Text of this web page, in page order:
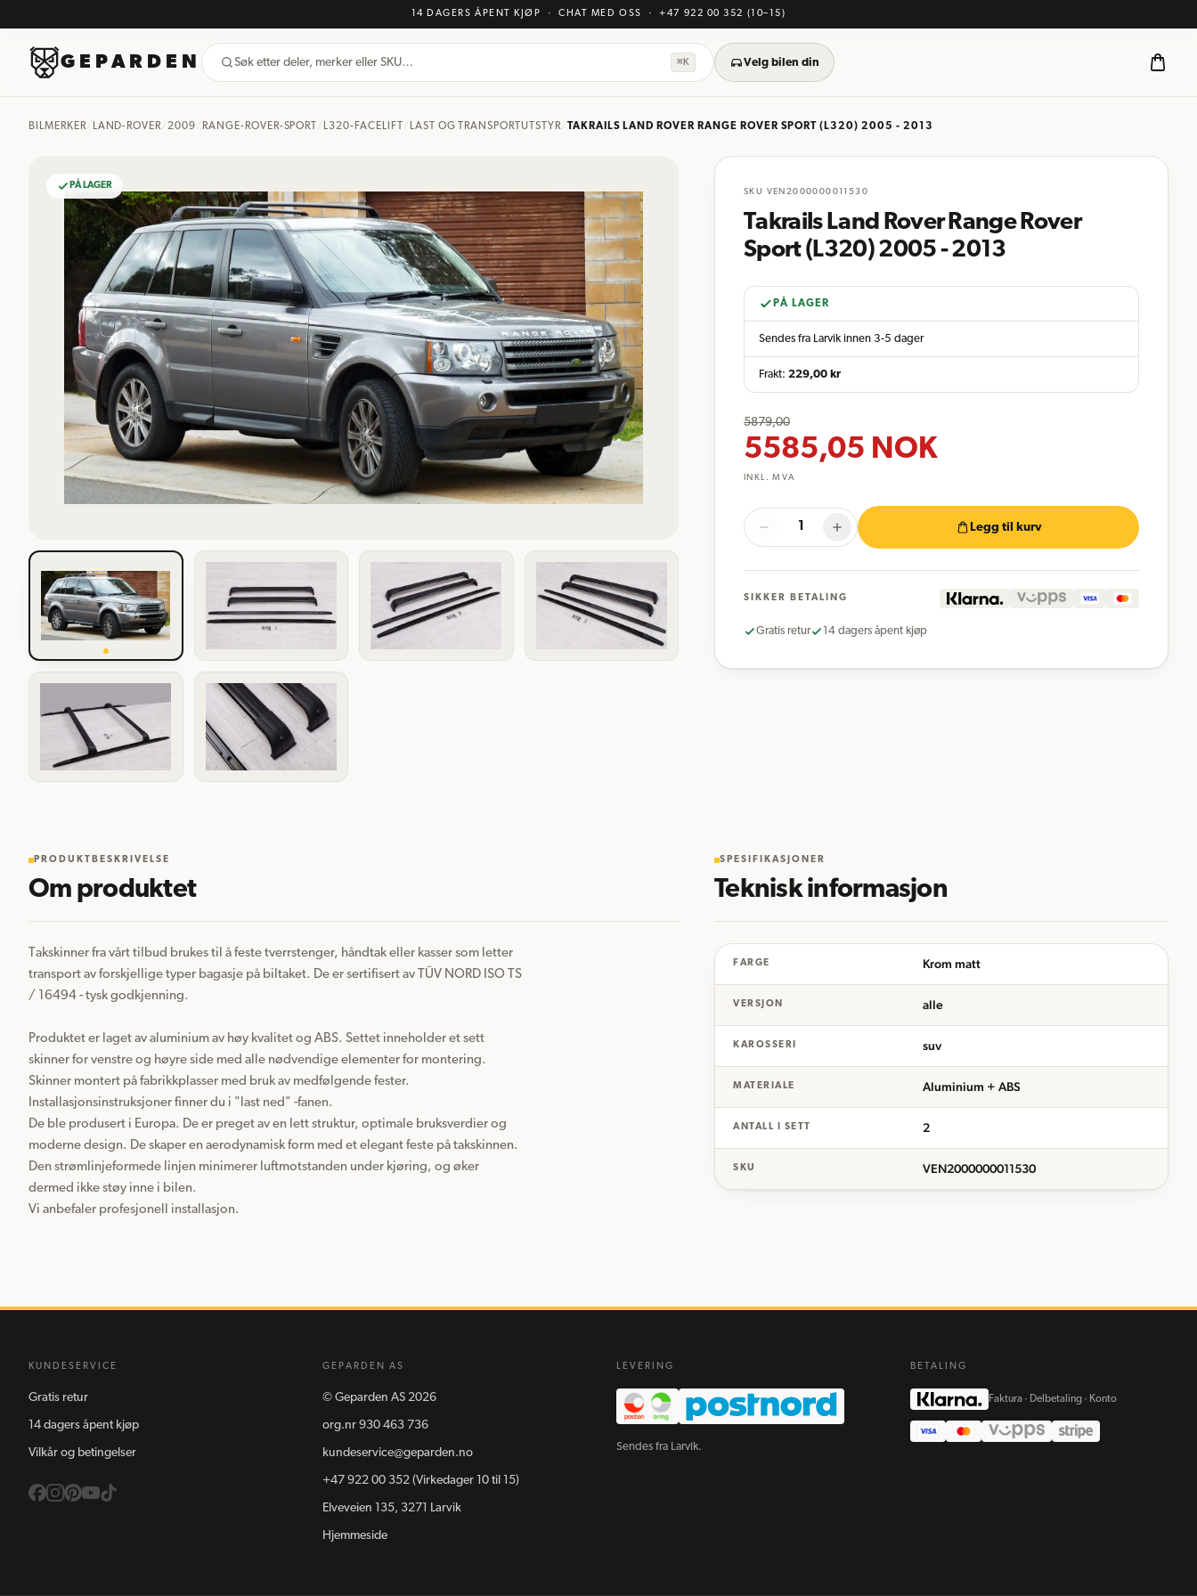
14 DAGERS ÅPENT KJØP · CHAT MED OSS ·+47 922 00 352 (10–15)
GEPARDEN Søk etter deler, merker eller SKU… ⌘K Velg bilen din
BILMERKER/ LAND-ROVER /2009 RANGE-ROVER-SPORT L320-FACELIFT LAST OG TRANSPORTUTSTYR/ TAKRAILS LAND ROVER RANGE ROVER SPORT (L320) 2005 - 2013
PÅ LAGER
SKU VEN2000000011530
Takrails Land Rover Range Rover
Sport (L320) 2005 - 2013
PÅ LAGER
Sendes fra Larvik innen 3-5 dager
Frakt: 229,00 kr
5879,00
5585,05 NOK
INKL. MVA
Legg til kurv
SIKKER BETALING
Gratis retur 14 dagers åpent kjøp
PRODUKTBESKRIVELSE
Om produktet
Takskinner fra vårt tilbud brukes til å feste tverrstenger, håndtak eller kasser som letter
transport av forskjellige typer bagasje på biltaket. De er sertifisert av TÜV NORD ISO TS
/ 16494 - tysk godkjenning.
Produktet er laget av aluminium av høy kvalitet og ABS. Settet inneholder et sett
skinner for venstre og høyre side med alle nødvendige elementer for montering.
Skinner montert på fabrikkplasser med bruk av medfølgende fester.
Installasjonsinstruksjoner finner du i "last ned" -fanen.
De ble produsert i Europa. De er preget av en lett struktur, optimale bruksverdier og
moderne design. De skaper en aerodynamisk form med et elegant feste på takskinnen.
Den strømlinjeformede linjen minimerer luftmotstanden under kjøring, og øker
dermed ikke støy inne i bilen.
Vi anbefaler profesjonell installasjon.
SPESIFIKASJONER
Teknisk informasjon
FARGE Krom matt
VERSJON alle
KAROSSERI suv
MATERIALE Aluminium + ABS
ANTALL I SETT 2
SKU VEN2000000011530
KUNDESERVICE
Gratis retur
14 dagers åpent kjøp
Vilkår og betingelser
GEPARDEN AS
© Geparden AS 2026
org.nr 930 463 736
kundeservice@geparden.no
+47 922 00 352 (Virkedager 10 til 15)
Elveveien 135, 3271 Larvik
Hjemmeside
LEVERING
Sendes fra Larvik.
BETALING
Faktura · Delbetaling · Konto